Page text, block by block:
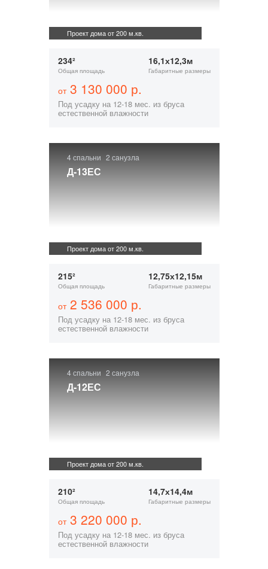
Проект дома от 200 м.кв.
234²
Общая площадь
16,1х12,3м
Габаритные размеры
от3 130 000 р.
Под усадку на 12-18 мес. из бруса
естественной влажности
4 спальни 2 санузла
Д-13ЕС
Проект дома от 200 м.кв.
215²
Общая площадь
12,75х12,15м
Габаритные размеры
от2 536 000 р.
Под усадку на 12-18 мес. из бруса
естественной влажности
4 спальни 2 санузла
Д-12ЕС
Проект дома от 200 м.кв.
210²
Общая площадь
14,7х14,4м
Габаритные размеры
от3 220 000 р.
Под усадку на 12-18 мес. из бруса
естественной влажности